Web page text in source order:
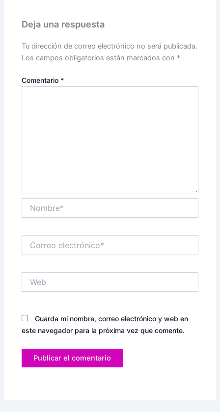
Deja una respuesta
Tu dirección de correo electrónico no será publicada.
Los campos obligatorios están marcados con *
Comentario *
electrónico*
Guarda mi nombre, correo electrónico y web en
este navegador para la próxima vez que comente.